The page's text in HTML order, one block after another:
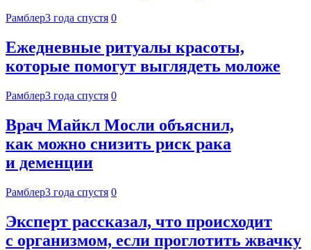
Рамблер3 года спустя 0
Ежедневные ритуалы красоты,
которые помогут выглядеть моложе
Рамблер3 года спустя 0
Врач Майкл Мосли объяснил,
как можно снизить риск рака
и деменции
Рамблер3 года спустя 0
Эксперт рассказал, что происходит
с организмом, если проглотить жвачку